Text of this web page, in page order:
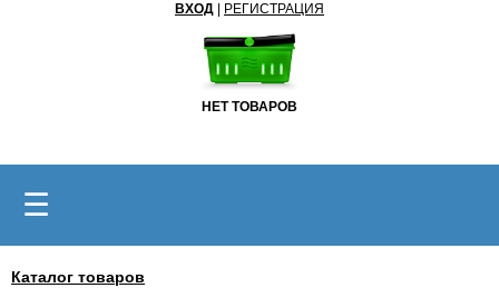
ВХОД РЕГИСТРАЦИЯ
НЕТ ТОВАРОВ
☰
Каталог товаров